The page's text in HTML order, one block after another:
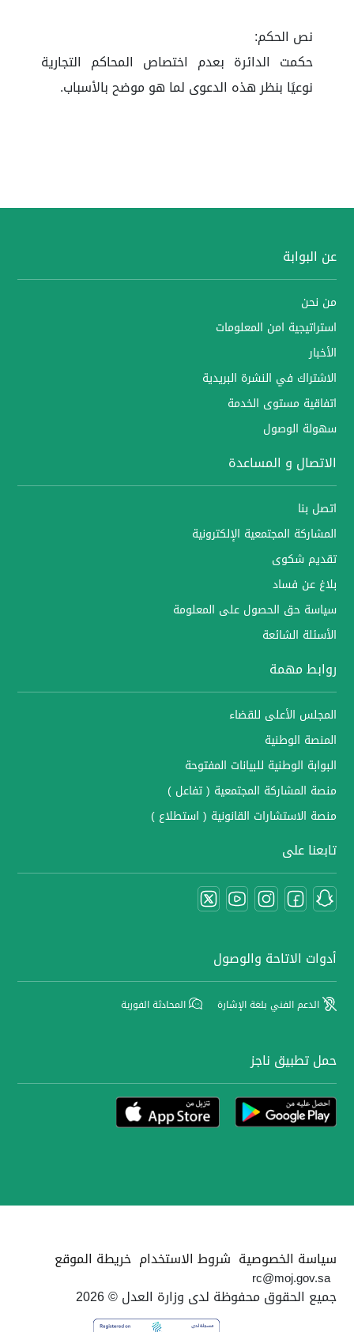
نص الحكم:
حكمت الدائرة بعدم اختصاص المحاكم التجارية
نوعيًا بنظر هذه الدعوى لما هو موضح بالأسباب.
عن البوابة
من نحن
استراتيجية امن المعلومات
الأخبار
الاشتراك في النشرة البريدية
اتفاقية مستوى الخدمة
سهولة الوصول
الاتصال و المساعدة
اتصل بنا
المشاركة المجتمعية الإلكترونية
تقديم شكوى
بلاغ عن فساد
سياسة حق الحصول على المعلومة
الأسئلة الشائعة
روابط مهمة
المجلس الأعلى للقضاء
المنصة الوطنية
البوابة الوطنية للبيانات المفتوحة
منصة المشاركة المجتمعية ( تفاعل )
منصة الاستشارات القانونية ( استطلاع )
تابعنا على
أدوات الاتاحة والوصول
الدعم الفني بلغة الإشارة المحادثة الفورية
حمل تطبيق ناجز
سياسة الخصوصية شروط الاستخدام خريطة الموقع
rc@moj.gov.sa
جميع الحقوق محفوظة لدى وزارة العدل © 2026